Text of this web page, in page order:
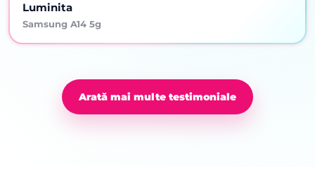
Luminita
Samsung A14 5g
Arată mai multe testimoniale